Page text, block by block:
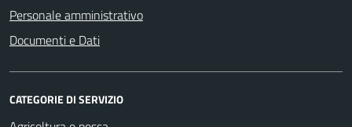
Personale amministrativo
Documenti e Dati
CATEGORIE DI SERVIZIO